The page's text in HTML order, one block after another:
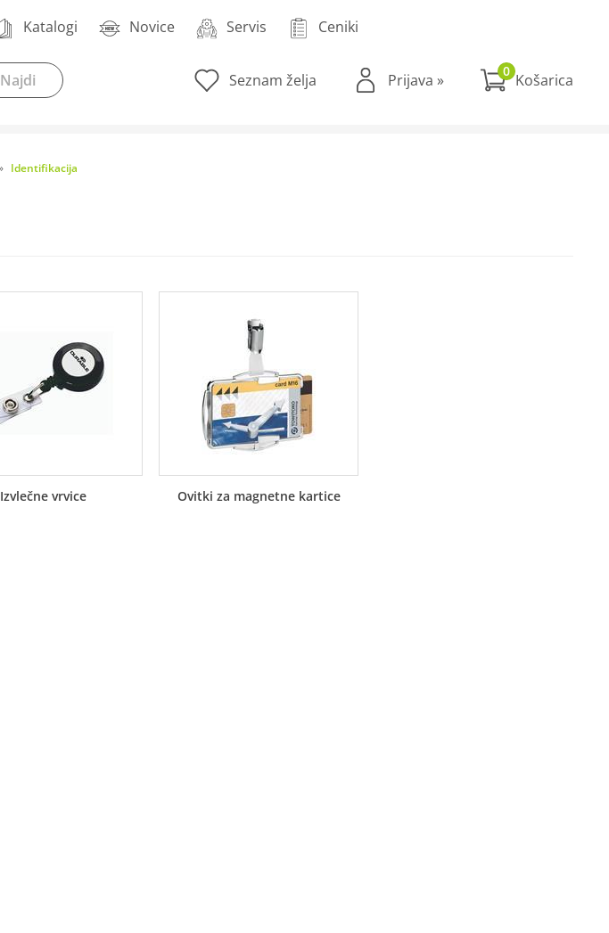
Katalogi Novice Servis Ceniki
Seznam želja Prijava » 0
Identifikacija
Izvlečne vrvice Ovitki za magnetne kartice